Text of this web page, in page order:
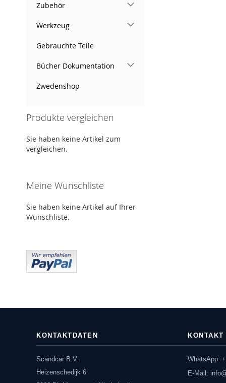
Zubehör
Werkzeug
Gebrauchte Teile
Bücher Dokumentation
Zwedenshop
Produkte vergleichen
Sie haben keine Artikel zum
vergleichen.
Meine Wunschliste
Sie haben keine Artikel auf Ihrer
Wunschliste.
KONTAKTDATEN
Scandcar B.V.
Heizenschedijk 6
KONTAKT
WhatsApp:
E-Mail: